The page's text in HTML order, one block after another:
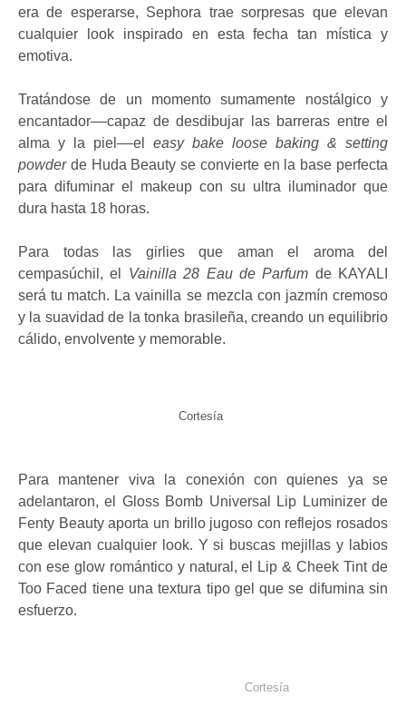
era de esperarse, Sephora trae sorpresas que elevan
cualquier look inspirado en esta fecha tan mística y
emotiva.
Tratándose de un momento sumamente nostálgico y
encantador––capaz de desdibujar las barreras entre el
alma y la piel––el
easy bake loose baking & setting
powderde Huda Beauty se convierte en la base perfecta
para difuminar el makeup con su ultra iluminador que
dura hasta 18 horas.
Para todas las girlies que aman el aroma del
cempasúchil, el Vainilla 28 Eau de Parfum de KAYALI
será tu match. La vainilla se mezcla con jazmín cremoso
y la suavidad de la tonka brasileña, creando un equilibrio
cálido, envolvente y memorable.
Cortesía
Para mantener viva la conexión con quienes ya se
adelantaron, el Gloss Bomb Universal Lip Luminizer de
Fenty Beauty aporta un brillo jugoso con reflejos rosados
que elevan cualquier look. Y si buscas mejillas y labios
con ese glow romántico y natural, el Lip & Cheek Tint de
Too Faced tiene una textura tipo gel que se difumina sin
esfuerzo.
Cortesía